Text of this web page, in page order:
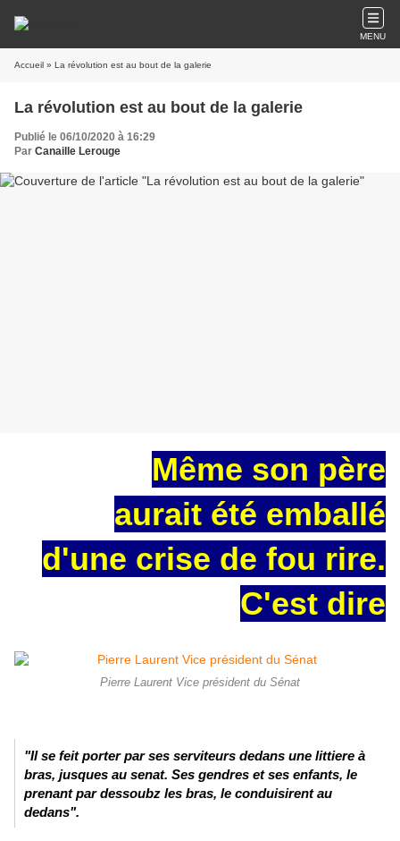
MENU
Accueil » La révolution est au bout de la galerie
La révolution est au bout de la galerie
Publié le 06/10/2020 à 16:29
Par Canaille Lerouge
Même son père
aurait été emballé
d'une crise de fou rire.
C'est dire
Pierre Laurent Vice président du Sénat
"Il se feit porter par ses serviteurs dedans une littiere à
bras, jusques au senat. Ses gendres et ses enfants, le
prenant par dessoubz les bras, le conduisirent au
dedans".